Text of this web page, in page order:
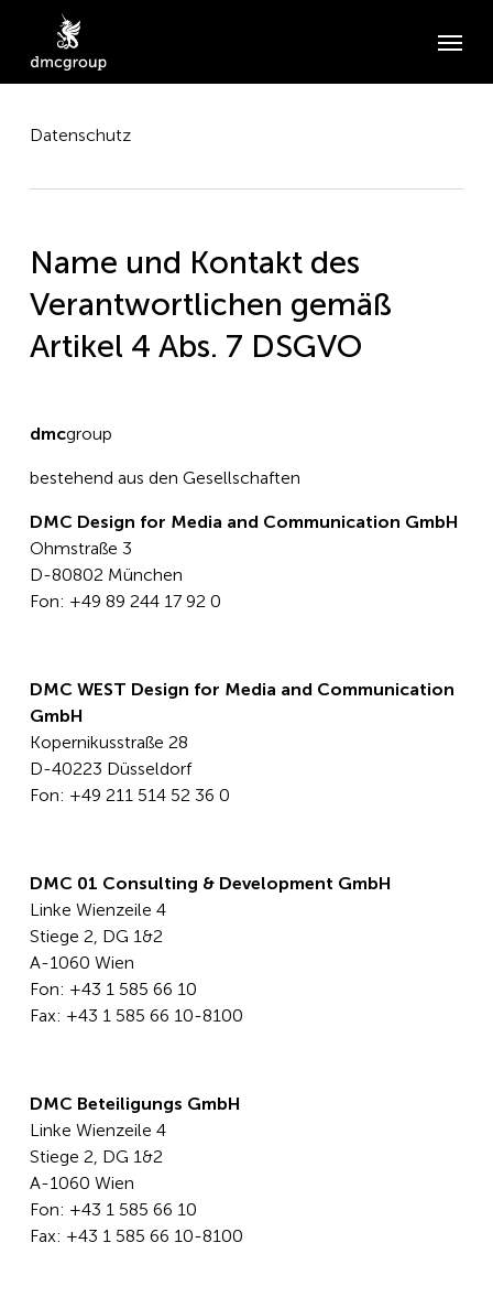
main
content
Menu
Datenschutz
Name und Kontakt des
Verantwortlichen gemäß
Artikel 4 Abs. 7 DSGVO
dmcgroup
bestehend aus den Gesellschaften
DMC Design for Media and Communication GmbH
Ohmstraße 3
D-80802 München
Fon: +49 89 244 17 92 0
DMC WEST Design for Media and Communication
GmbH
Kopernikusstraße 28
D-40223 Düsseldorf
Fon: +49 211 514 52 36 0
DMC 01 Consulting & Development GmbH
Linke Wienzeile 4
Stiege 2, DG 1&2
A-1060 Wien
Fon: +43 1 585 66 10
Fax: +43 1 585 66 10-8100
DMC Beteiligungs GmbH
Linke Wienzeile 4
Stiege 2, DG 1&2
A-1060 Wien
Fon: +43 1 585 66 10
Fax: +43 1 585 66 10-8100